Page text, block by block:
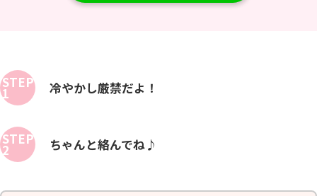
STEP
1 冷やかし厳禁だよ！
STEP
2 ちゃんと絡んでね♪